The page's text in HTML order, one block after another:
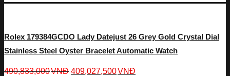
Rolex 179384GCDO Lady Datejust 26 Grey Gold Crystal Dial
Stainless Steel Oyster Bracelet Automatic Watch
490,833,000VNĐ 409,027,500VNĐ